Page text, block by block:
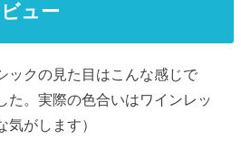
ュー
ックの見た目はこんな感じで
た。実際の色合いはワインレッ
気がします）